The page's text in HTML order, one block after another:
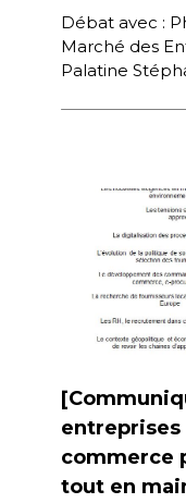
Débat avec :
Marché des
Palatine
entreprises
commerce
tout en